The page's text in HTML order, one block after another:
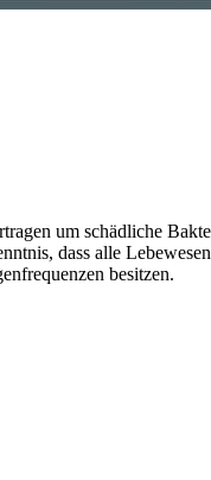
um schädliche
dass alle
besitzen.